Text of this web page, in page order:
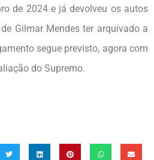
de 2024 e já devolveu os autos
Gilmar Mendes ter arquivado a
segue previsto, agora com
do Supremo.